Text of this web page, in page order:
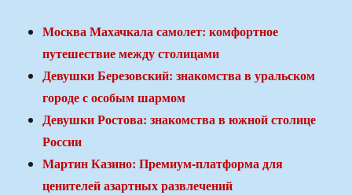
Москва Махачкала самолет: комфортное
путешествие между столицами
Девушки Березовский: знакомства в уральском
городе с особым шармом
Девушки Ростова: знакомства в южной столице
России
Мартин Казино: Премиум-платформа для
ценителей азартных развлечений